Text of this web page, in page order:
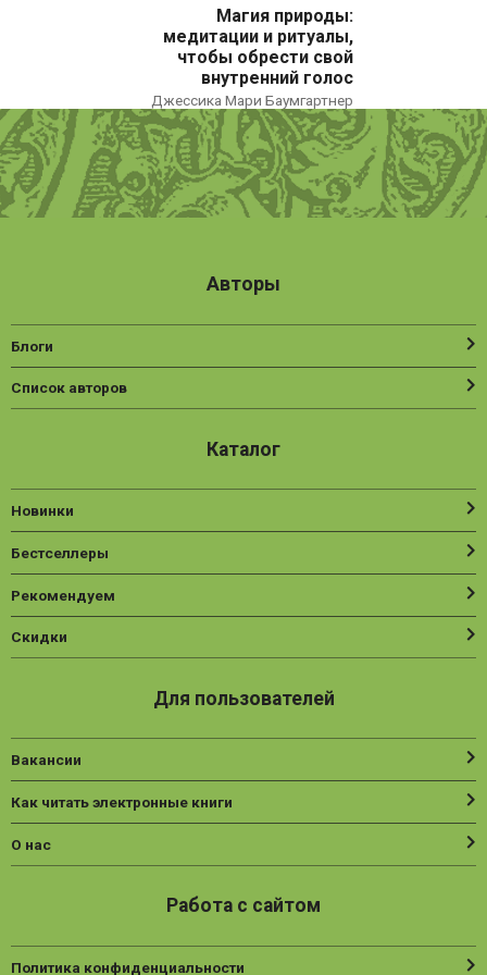
Магия природы:
медитации и ритуалы,
чтобы обрести свой
внутренний голос
Джессика Мари Баумгартнер
Нехудожественная литература
Общественные и гуманитарные науки
Политика
Психология
Путешествия. Хобби. Спорт
Религия
Художественная литература
Эзотерика
Авторы
Блоги
Список авторов
Каталог
Новинки
Бестселлеры
Рекомендуем
Скидки
Для пользователей
Вакансии
Как читать электронные книги
О нас
Работа с сайтом
Политика конфиденциальности